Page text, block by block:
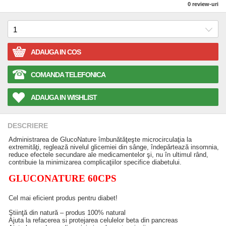
0 review-uri
ADAUGA IN COS
COMANDA TELEFONICA
ADAUGA IN WISHLIST
DESCRIERE
Administrarea de GlucoNature îmbunătăţeşte microcirculaţia la
extremităţi, reglează nivelul glicemiei din sânge, îndepărtează insomnia,
reduce efectele secundare ale medicamentelor şi, nu în ultimul rând,
contribuie la minimizarea complicaţiilor specifice diabetului.
GLUCONATURE 60CPS
Cel mai eficient produs pentru diabet!
Ştiinţă din natură – produs 100% natural
Ajuta la refacerea si protejarea celulelor beta din pancreas